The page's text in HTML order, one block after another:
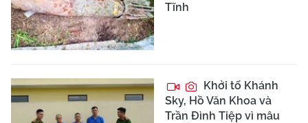
Tĩnh
Khởi tố Khánh
Sky, Hồ Văn Khoa và
Trần Đình Tiệp vì mâu